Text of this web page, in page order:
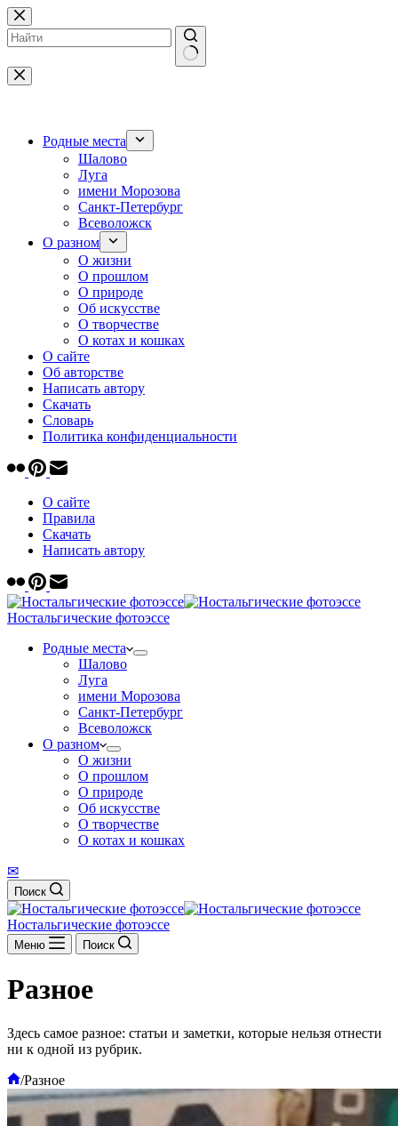
Перейти
к
сути
Ничего
не
Родные места
Шалово
Луга
имени Морозова
Санкт-Петербург
Всеволожск
О разном
О жизни
О прошлом
О природе
Об искусстве
О творчестве
О котах и кошках
О сайте
Об авторстве
Написать автору
Скачать
Cловарь
Политика конфиденциальности
О сайте
Правила
Скачать
Написать автору
Ностальгические фотоэссе
Родные места
Шалово
Луга
имени Морозова
Санкт-Петербург
Всеволожск
О разном
О жизни
О прошлом
О природе
Об искусстве
О творчестве
О котах и кошках
✉
Поиск
Ностальгические фотоэссе
Меню Поиск
Разное
Здесь самое разное: статьи и заметки, которые нельзя отнести
ни к одной из рубрик.
Главная
/Разное